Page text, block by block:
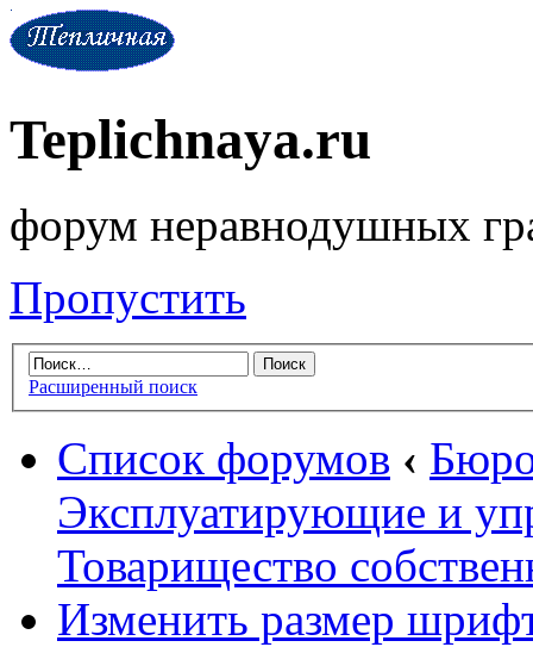
Teplichnaya.ru
форум неравнодушных
Пропустить
Расширенный поиск
Список форумов ‹
Эксплуатирующие и
Товарищество
Изменить размер